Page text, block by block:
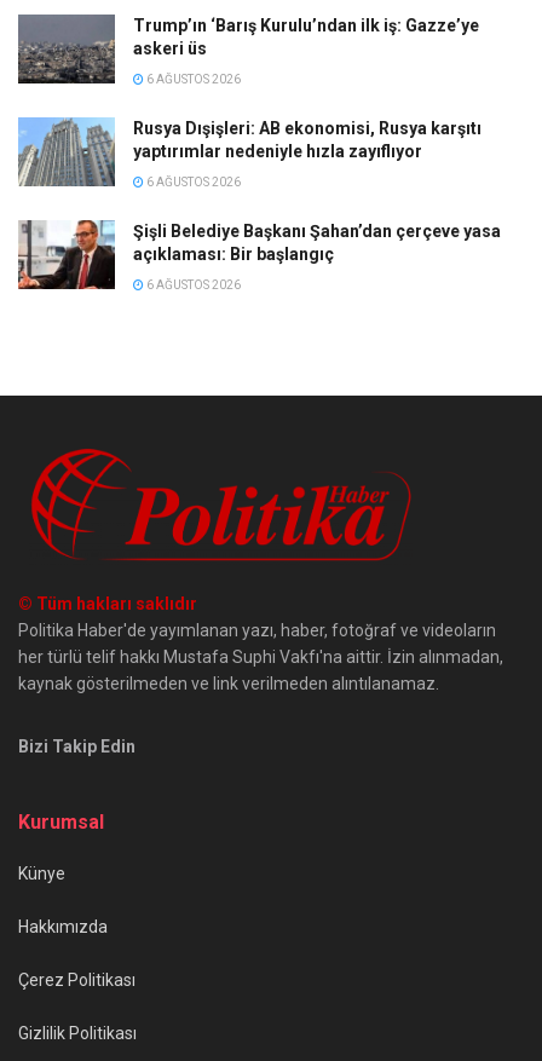
Trump’ın ‘Barış Kurulu’ndan ilk iş: Gazze’ye
askeri üs
6 AĞUSTOS 2026
Rusya Dışişleri: AB ekonomisi, Rusya karşıtı
yaptırımlar nedeniyle hızla zayıflıyor
6 AĞUSTOS 2026
Şişli Belediye Başkanı Şahan’dan çerçeve yasa
açıklaması: Bir başlangıç
6 AĞUSTOS 2026
© Tüm hakları saklıdır
Politika Haber'de yayımlanan yazı, haber, fotoğraf ve videoların
her türlü telif hakkı Mustafa Suphi Vakfı'na aittir. İzin alınmadan,
kaynak gösterilmeden ve link verilmeden alıntılanamaz.
Bizi Takip Edin
Kurumsal
Künye
Hakkımızda
Çerez Politikası
Gizlilik Politikası